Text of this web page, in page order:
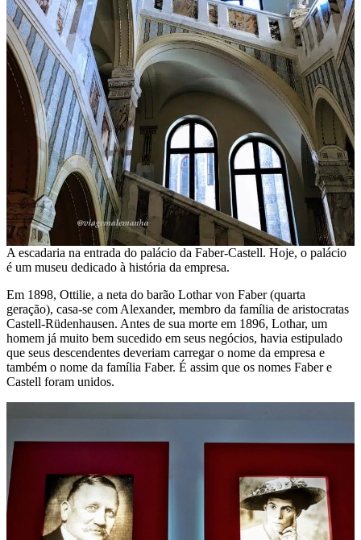
A escadaria na entrada do palácio da Faber-Castell. Hoje, o palácio
é um museu dedicado à história da empresa.
Em 1898, Ottilie, a neta do barão Lothar von Faber (quarta
geração), casa-se com Alexander, membro da família de aristocratas
Castell-Rüdenhausen. Antes de sua morte em 1896, Lothar, um
homem já muito bem sucedido em seus negócios, havia estipulado
que seus descendentes deveriam carregar o nome da empresa e
também o nome da família Faber. É assim que os nomes Faber e
Castell foram unidos.